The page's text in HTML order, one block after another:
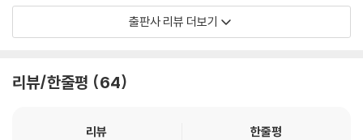
만들어 두었다. 지금 벽에 부딪친 누군가가 찾아와 공감해주길, 그리고 그
들에게 작은 위로가 되길 바라면서.
이 책은 총 9개의 장으로 구성되어 있다. 주인공 워리(WORRY)는 고민도
하루의 끝, 흔적도 없이 사라지고 싶은 마음에 충동적으로 쓰레기통에 머
출판사 리뷰 더보기
리뷰/한줄평 64
리뷰 한줄평